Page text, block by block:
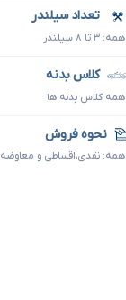
تعداد سیلندر
همه: ۳ تا ۸ سیلندر
کلاس بدنه
همه کلاس بدنه ها
نحوه فروش
همه: نقدی،اقساطی و معاوضه